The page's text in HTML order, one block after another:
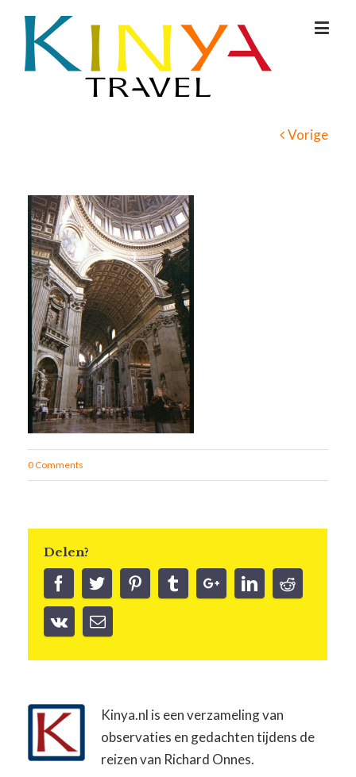
Vorige
0 Comments
Delen?
Kinya.nl is een verzameling van
observaties en gedachten tijdens de
reizen van Richard Onnes.